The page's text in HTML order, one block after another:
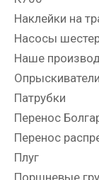
Наклейки на
Насосы
Наше
Опрыскиватели
Патрубки
Перенос
Перенос
Плуг
Поршневые